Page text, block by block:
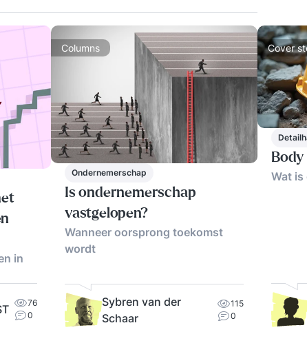
in
76
0
Columns
Ondernemerschap
Is ondernemerschap
vastgelopen?
Wanneer oorsprong toekomst
wordt
Sybren van der
Schaar
115
0
Cover
Wat